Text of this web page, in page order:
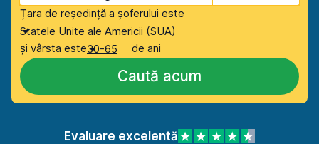
Țara de reședință a șoferului este
Statele Unite ale Americii (SUA)
și vârsta este30-65 de ani
Caută acum
Evaluare excelentă